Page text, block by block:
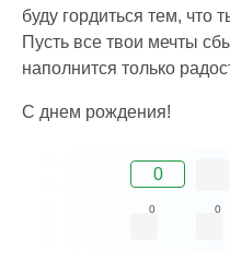
буду гордиться тем,
Пусть все твои мечты
наполнится только
С днем рождения!
0
0 0